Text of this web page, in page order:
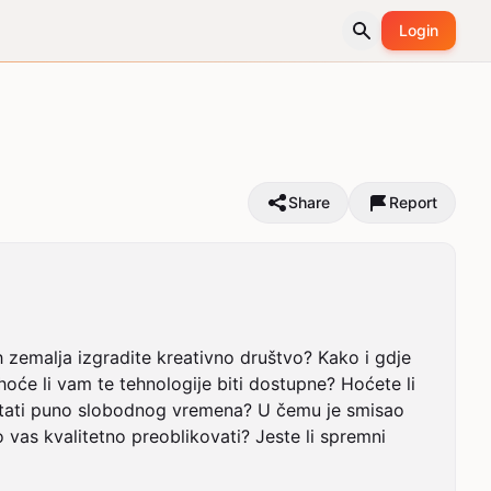
Login
Share Report
izgradite kreativno društvo? Kako i gdje
li vam te tehnologije biti dostupne? Hoćete li
puno slobodnog vremena? U čemu je smisao
kvalitetno preoblikovati? Jeste li spremni